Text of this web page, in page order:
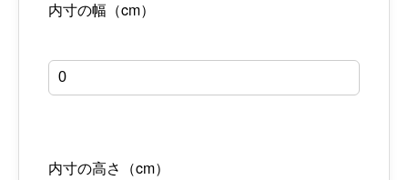
内寸の幅（cm）
内寸の高さ（cm）